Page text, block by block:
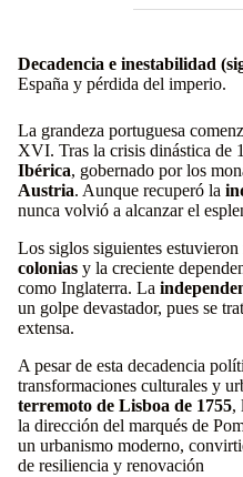
Decadencia e inestabilidad
España y pérdida del imperio.
La grandeza portuguesa
XVI. Tras la crisis dinástica de
Ibérica, gobernado por los
Austria. Aunque recuperó la
nunca volvió a alcanzar el
Los siglos siguientes estuvieron
colonias y la creciente
como Inglaterra. La
un golpe devastador, pues se
extensa.
A pesar de esta decadencia
transformaciones culturales y
terremoto de Lisboa de 1755,
la dirección del marqués de
un urbanismo moderno,
de resiliencia y renovación